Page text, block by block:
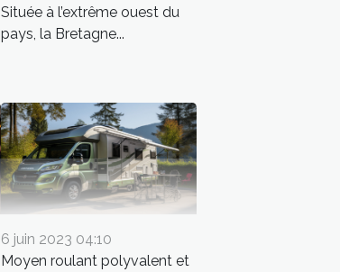
Située à l’extrême ouest du
pays, la Bretagne...
6 juin 2023 04:10
Moyen roulant polyvalent et